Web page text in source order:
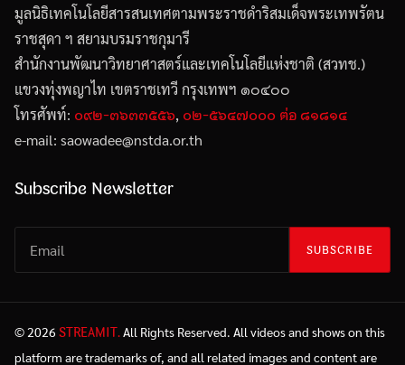
มูลนิธิเทคโนโลยีสารสนเทศตามพระราชดำริสมเด็จพระเทพรัตน
ราชสุดา ฯ สยามบรมราชกุมารี
สำนักงานพัฒนาวิทยาศาสตร์และเทคโนโลยีแห่งชาติ (สวทช.)
แขวงทุ่งพญาไท เขตราชเทวี กรุงเทพฯ ๑๐๔๐๐
โทรศัพท์: ๐๙๒-๓๖๓๓๕๕๖, ๐๒-๕๖๔๗๐๐๐ ต่อ ๘๑๘๑๔
e-mail: saowadee@nstda.or.th
Subscribe Newsletter
SUBSCRIBE
© 2026 STREAMIT.All Rights Reserved. All videos and shows on this
platform are trademarks of, and all related images and content are